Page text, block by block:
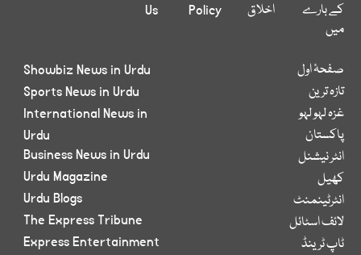
کے بارے
میں
اخلاق Policy
Us
صفحۂ اول
تازہ ترین
غزہ لہو لہو
پاکستان
انٹر نیشنل
کھیل
انٹرٹینمنٹ
لائف اسٹائل
ٹاپ ٹرینڈ
Showbiz News in Urdu
Sports News in Urdu
International News in
Urdu
Business News in Urdu
Urdu Magazine
Urdu Blogs
The Express Tribune
Express Entertainment